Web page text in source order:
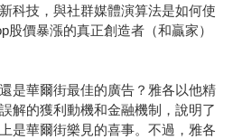
科技，與社群媒體演算法是如何使
價暴漲的真正創造者（和贏家）
是華爾街最佳的廣告？雅各以他精
解的獲利動機和金融機制，說明了
是華爾街樂見的喜事。不過，雅各